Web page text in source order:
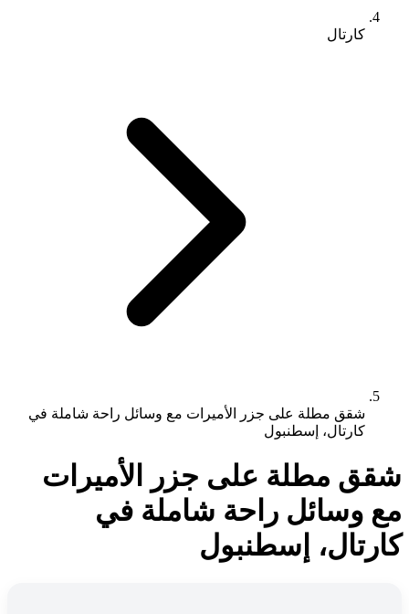
كارتال
شقق مطلة على جزر الأميرات مع وسائل راحة شاملة في
كارتال، إسطنبول
شقق مطلة على جزر الأميرات
مع وسائل راحة شاملة في
كارتال، إسطنبول